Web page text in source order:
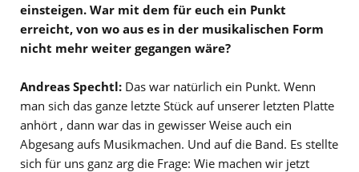
einsteigen. War mit dem für euch ein Punkt
erreicht, von wo aus es in der musikalischen Form
nicht mehr weiter gegangen wäre?
Andreas Spechtl: Das war natürlich ein Punkt. Wenn
man sich das ganze letzte Stück auf unserer letzten Platte
anhört , dann war das in gewisser Weise auch ein
Abgesang aufs Musikmachen. Und auf die Band. Es stellte
sich für uns ganz arg die Frage: Wie machen wir jetzt